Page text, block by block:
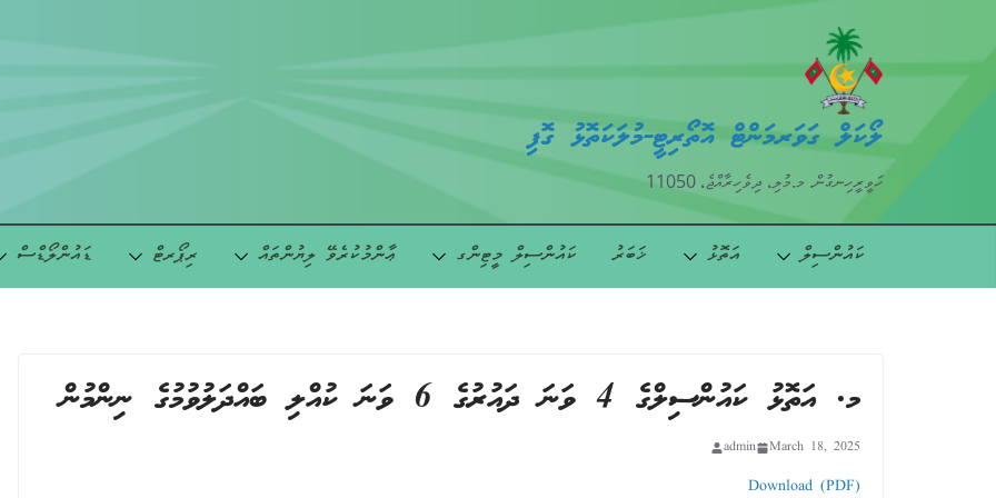
ލޯކަލް ގަވަރމަންޓް އޮތޯރިޓީ-މުލަކަތޮޅު ގޮފި
ހަވީރީހިނގުން. މ.މުލި، ދިވެހިރާއްޖެ، 11050
ކައުންސިލް އަތޮޅު ޚަބަރު ކައުންސިލް މީޓިންގ ޢާންމުކުރެވޭ ލިޔުންތައް ރިޕޯރޓް ޑައުންލޯޑްސް
މ. އަތޮޅު ކައުންސިލްގެ 4 ވަނަ ދައުރުގެ 6 ވަނަ ކުއްލި ބައްދަލުވުމުގެ ނިންމުން
March 18, 2025
admin
Download (PDF)